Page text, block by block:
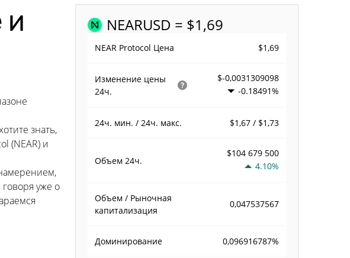
NEARUSD = $1,69
NEAR Protocol Цена $1,69
Изменение цены
24ч.
$-0,0031309098
-0.18491%
24ч. мин. / 24ч. макс. $1,67 / $1,73
Объем 24ч.
$104 679 500
4.10%
Объем / Рыночная
капитализация
0,047537567
Доминирование 0,096916787%
знать,
(NEAR) и
уже о